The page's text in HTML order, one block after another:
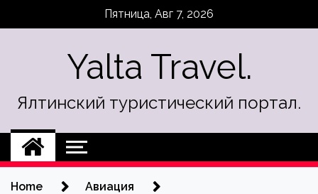
Пятница, Авг 7, 2026
Yalta Travel.
Ялтинский туристический портал.
Home
Авиация